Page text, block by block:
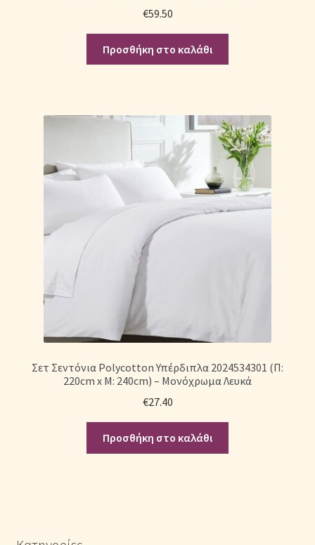
€59.50
Προσθήκη στο καλάθι
Σετ Σεντόνια Polycotton Υπέρδιπλα 2024534301 (Π:
220cm x Μ: 240cm) – Μονόχρωμα Λευκά
€27.40
Προσθήκη στο καλάθι